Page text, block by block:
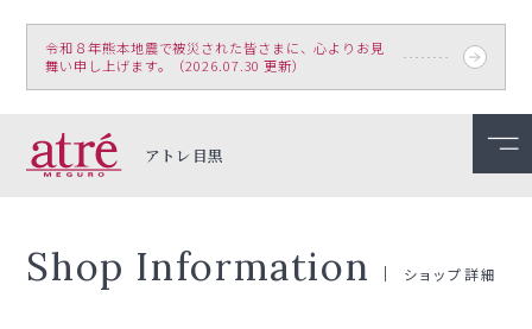
令和８年熊本地震で被災された皆さまに、心よりお見
舞い申し上げます。（2026.07.30 更新）
アトレ目黒
Shop Information ショップ詳細